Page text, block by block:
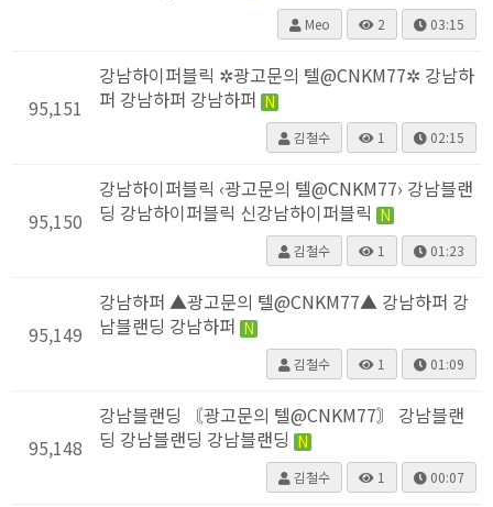
Meo 2 03:15
95,151
강남하이퍼블릭 ✲광고문의 텔@CNKM77✲ 강남하
퍼 강남하퍼 강남하퍼 N
김철수 1 02:15
95,150
강남하이퍼블릭 ‹광고문의 텔@CNKM77› 강남블랜
딩 강남하이퍼블릭 신강남하이퍼블릭 N
김철수 1 01:23
95,149
강남하퍼 ▲광고문의 텔@CNKM77▲ 강남하퍼 강
남블랜딩 강남하퍼 N
김철수 1 01:09
95,148
강남블랜딩 〘광고문의 텔@CNKM77〙 강남블랜
딩 강남블랜딩 강남블랜딩 N
김철수 1 00:07